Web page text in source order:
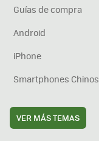
Guías de compra
Android
iPhone
Smartphones Chinos
VER MÁS TEMAS